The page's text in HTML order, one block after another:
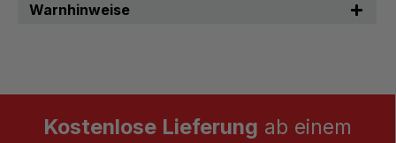
Warnhinweise
Kostenlose Lieferung ab einem